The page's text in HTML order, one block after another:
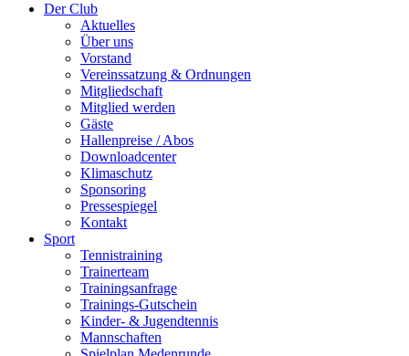
Der Club
Aktuelles
Über uns
Vorstand
Vereinssatzung & Ordnungen
Mitgliedschaft
Mitglied werden
Gäste
Hallenpreise / Abos
Downloadcenter
Klimaschutz
Sponsoring
Pressespiegel
Kontakt
Sport
Tennistraining
Trainerteam
Trainingsanfrage
Trainings-Gutschein
Kinder- & Jugendtennis
Mannschaften